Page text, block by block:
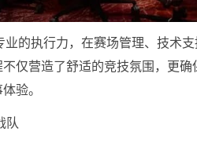
业的执行力，在赛场管理、技术
仅营造了舒适的竞技氛围，更确
验。
队